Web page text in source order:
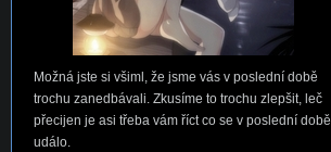
Možná jste si všiml, že jsme vás v poslední době
trochu zanedbávali. Zkusíme to trochu zlepšit, leč
přecijen je asi třeba vám říct co se v poslední době
událo.